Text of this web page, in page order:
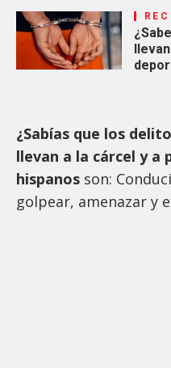
¿Sabías que los
llevan a la cárcel y a
hispanos son:
golpear, amenazar y